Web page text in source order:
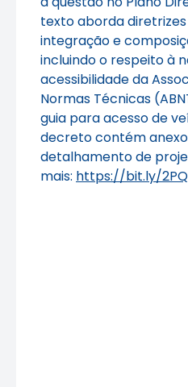
texto aborda
integração e
incluindo o respeito à
acessibilidade da
Normas Técnicas
guia para acesso de
decreto contém
detalhamento de
mais: https://bit.ly/